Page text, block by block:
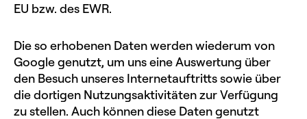
EU bzw. des EWR.
Die so erhobenen Daten werden wiederum von
Google genutzt, um uns eine Auswertung über
den Besuch unseres Internetauftritts sowie über
die dortigen Nutzungsaktivitäten zur Verfügung
zu stellen. Auch können diese Daten genutzt